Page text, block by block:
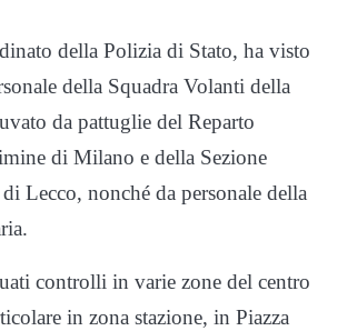
della Polizia di Stato, ha visto
della Squadra Volanti della
da pattuglie del Reparto
di Milano e della Sezione
Lecco, nonché da personale della
controlli in varie zone del centro
in zona stazione, in Piazza